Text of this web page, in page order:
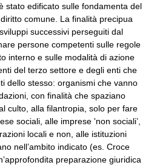
stato edificato sulle fondamenta del
comune. La finalità precipua
successivi perseguiti dal
persone competenti sulle regole
interno e sulle modalità di azione
del terzo settore e degli enti che
dello stesso: organismi che vanno
con finalità che spaziano
culto, alla filantropia, solo per fare
sociali, alle imprese 'non sociali’,
locali e non, alle istituzioni
nell’ambito indicato (es. Croce
preparazione giuridica